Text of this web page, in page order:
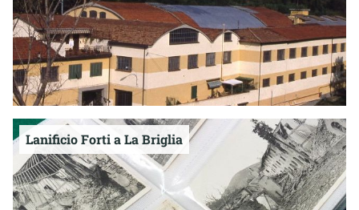
Lanificio Forti a La Briglia